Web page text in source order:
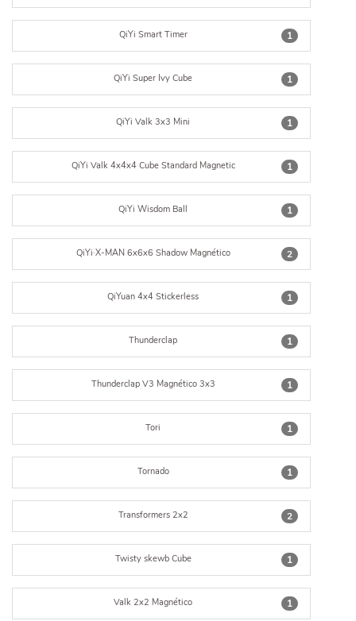
1
QiYi Smart Timer
1
QiYi Super Ivy Cube
1
QiYi Valk 3x3 Mini
1
QiYi Valk 4x4x4 Cube Standard Magnetic
1
QiYi Wisdom Ball
2
QiYi·X-MAN 6x6x6 Shadow Magnético
1
QiYuan 4x4 Stickerless
1
Thunderclap
1
Thunderclap V3 Magnético 3x3
1
Tori
1
Tornado
2
Transformers 2x2
1
Twisty skewb Cube
1
Valk 2x2 Magnético